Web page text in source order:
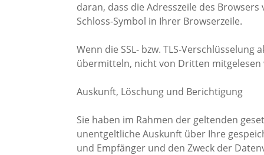
daran, dass die Adresszeile des
Schloss-Symbol in Ihrer Browserzeile.
Wenn die SSL- bzw. TLS-
übermitteln, nicht von Dritten mitgelesen
Auskunft, Löschung und Berichtigung
Sie haben im Rahmen der geltenden
unentgeltliche Auskunft über Ihre
und Empfänger und den Zweck der